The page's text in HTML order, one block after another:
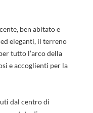
ben abitato e
eleganti, il terreno
tutto l’arco della
e accoglienti per la
dal centro di